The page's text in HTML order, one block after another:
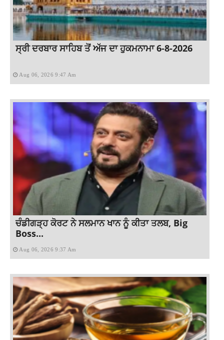
ਸ੍ਰੀ ਦਰਬਾਰ ਸਾਹਿਬ ਤੋਂ ਅੱਜ ਦਾ ਹੁਕਮਨਾਮਾ 6-8-2026
Aug 06, 2026 9:47 Am
ਚੰਡੀਗੜ੍ਹ ਕੋਰਟ ਨੇ ਸਲਮਾਨ ਖਾਨ ਨੂੰ ਕੀਤਾ ਤਲਬ, Big
Boss...
Aug 06, 2026 9:37 Am